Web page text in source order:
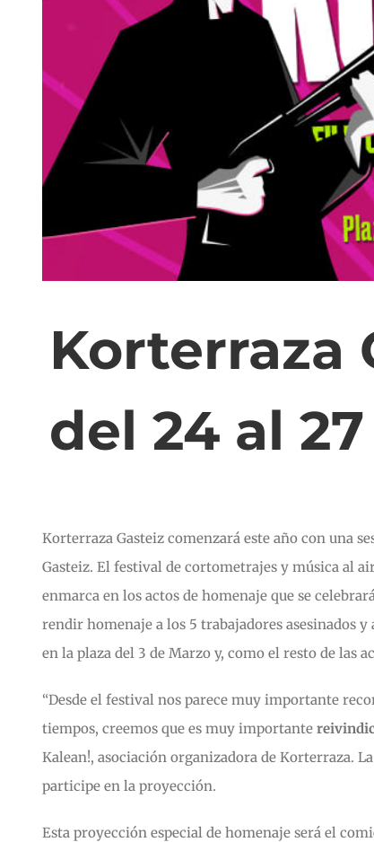
Korterraza
del 24 al
Korterraza Gasteiz comenzará este año con una
Gasteiz. El festival de cortometrajes y música al
enmarca en los actos de homenaje que se
rendir homenaje a los 5 trabajadores asesinados y
en la plaza del 3 de Marzo y, como el resto de las
“Desde el festival nos parece muy importante
tiempos, creemos que es muy importante
Kalean!, asociación organizadora de Korterraza.
participe en la proyección.
Esta proyección especial de homenaje será el